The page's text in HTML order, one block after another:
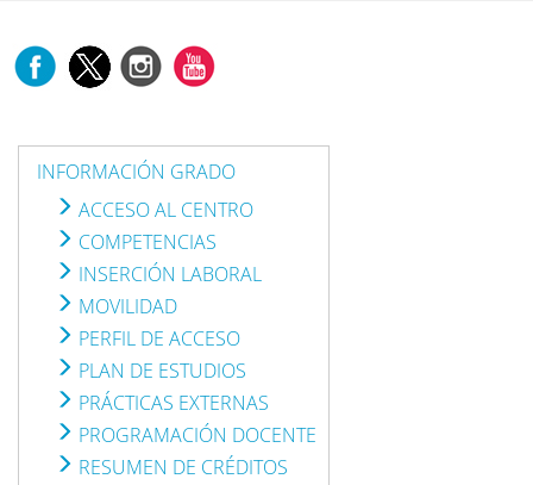
INFORMACIÓN GRADO
ACCESO AL CENTRO
COMPETENCIAS
INSERCIÓN LABORAL
MOVILIDAD
PERFIL DE ACCESO
PLAN DE ESTUDIOS
PRÁCTICAS EXTERNAS
PROGRAMACIÓN DOCENTE
RESUMEN DE CRÉDITOS